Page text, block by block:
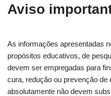
Aviso
As informações apresentadas
propósitos educativos, de
devem ser empregadas para
cura, redução ou prevenção de
absolutamente não devem